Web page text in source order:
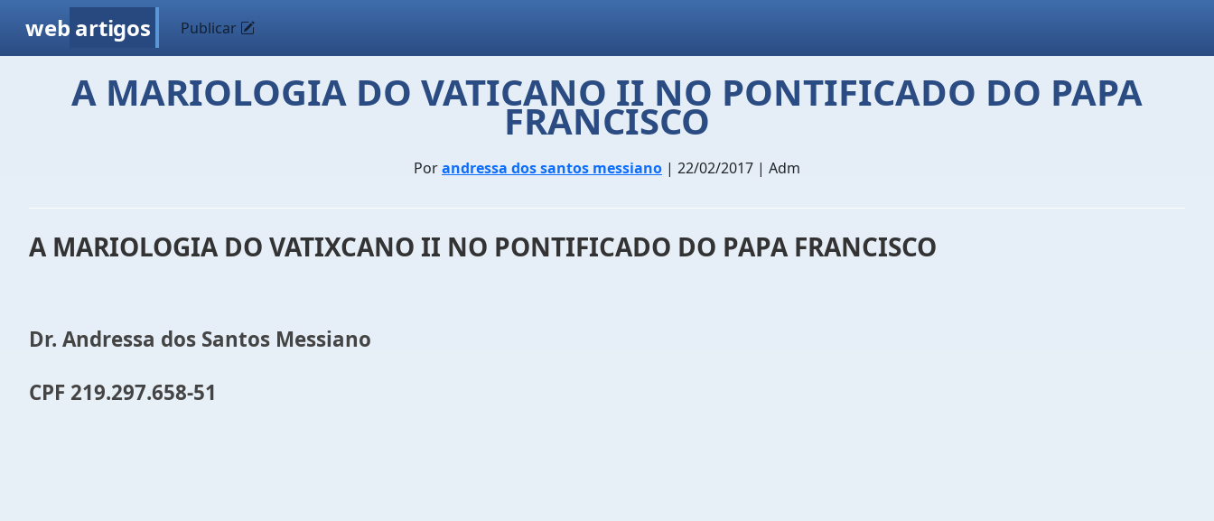
web artigos Publicar
A MARIOLOGIA DO VATICANO II NO PONTIFICADO DO PAPA
FRANCISCO
Porandressa dos santos messiano | 22/02/2017 | Adm
A MARIOLOGIA DO VATIXCANO II NO PONTIFICADO DO PAPA FRANCISCO
Dr. Andressa dos Santos Messiano
CPF 219.297.658-51